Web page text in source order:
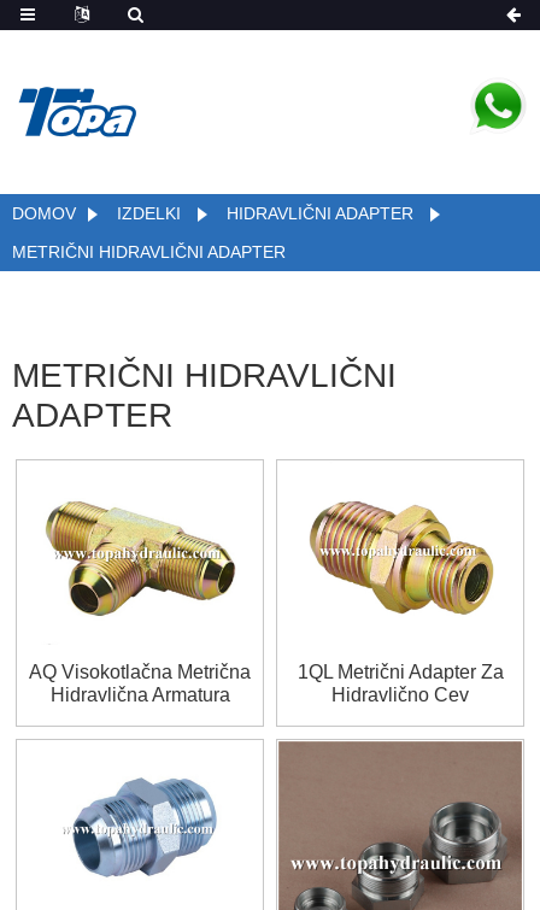
DOMOV IZDELKI
HIDRAVLIČNI ADAPTER
METRIČNI HIDRAVLIČNI ADAPTER
METRIČNI HIDRAVLIČNI
ADAPTER
AQ Visokotlačna Metrična
Hidravlična Armatura
1QL Metrični Adapter Za
Hidravlično Cev